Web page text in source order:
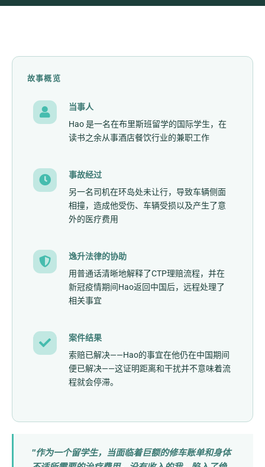
故事概览
当事人
Hao 是一名在布里斯班留学的国际学生，在
读书之余从事酒店餐饮行业的兼职工作
事故经过
另一名司机在环岛处未让行，导致车辆侧面
相撞，造成他受伤、车辆受损以及产生了意
外的医疗费用
逸升法律的协助
用普通话清晰地解释了CTP理赔流程，并在
新冠疫情期间Hao返回中国后，远程处理了
相关事宜
案件结果
索赔已解决——Hao的事宜在他仍在中国期间
便已解决——这证明距离和干扰并不意味着流
程就会停滞。
"作为一个留学生，当面临着巨额的修车账单和身体